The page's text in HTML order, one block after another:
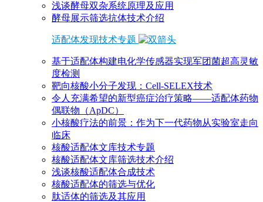
浅谈酵母双杂系统原理及应用
酵母展示筛选抗体技术介绍
适配体发现技术专题
基于适配体构建电化学传感器实现军团菌超高灵敏
度检测
靶向核酸小分子发现：Cell-SELEX技术
令人充满希望的新型癌症治疗策略——适配体药物
偶联物（ApDC）
小核酸疗法的前景：作为下一代药物从实验室走向
临床
核酸适配体文库技术专题
核酸适配体文库筛选技术介绍
浅谈核酸适配体合成技术
核酸适配体的筛选与优化
肽适体的筛选及其应用